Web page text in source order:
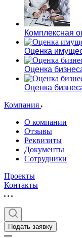
Комплексная
Оценка
Оценка
Оценка
Компания
О компании
Отзывы
Реквизиты
Документы
Сотрудники
Проекты
Контакты
Подать заявку